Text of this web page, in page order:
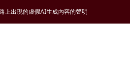
上出現的虛假AI生成內容的聲明